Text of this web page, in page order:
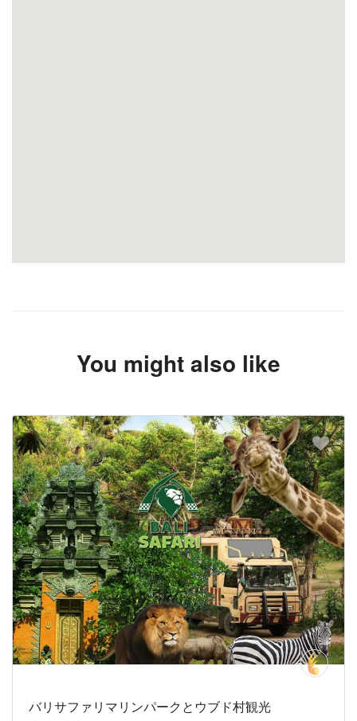
You might also like
バリサファリマリンパークとウブド村観光